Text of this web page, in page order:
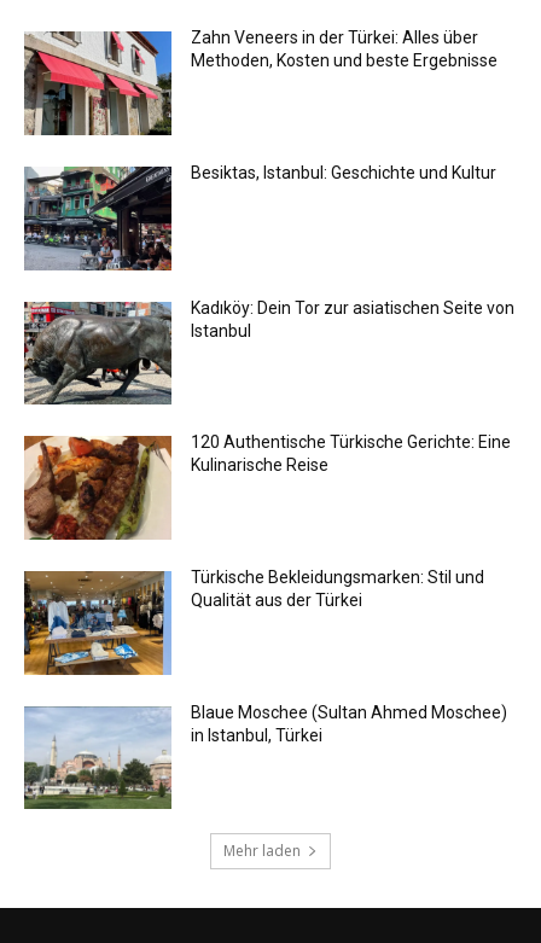
Zahn Veneers in der Türkei: Alles über
Methoden, Kosten und beste Ergebnisse
Besiktas, Istanbul: Geschichte und Kultur
Kadıköy: Dein Tor zur asiatischen Seite von
Istanbul
120 Authentische Türkische Gerichte: Eine
Kulinarische Reise
Türkische Bekleidungsmarken: Stil und
Qualität aus der Türkei
Blaue Moschee (Sultan Ahmed Moschee)
in Istanbul, Türkei
Mehr laden